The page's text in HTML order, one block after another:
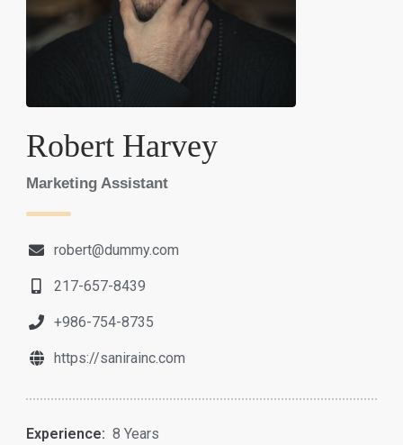
Robert Harvey
Marketing Assistant
robert@dummy.com
217-657-8439
+986-754-8735
https://sanirainc.com
Experience: 8 Years